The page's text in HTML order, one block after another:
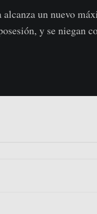
un nuevo
y se niegan